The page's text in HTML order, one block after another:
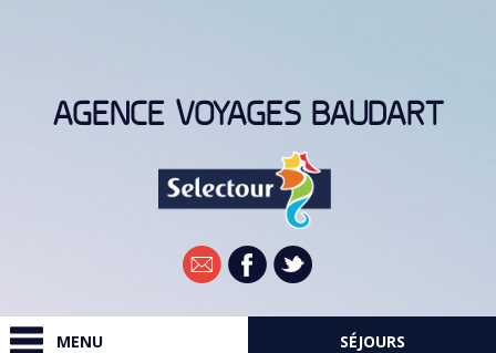
AGENCE VOYAGES BAUDART
Newsletter
MENU SÉJOURS